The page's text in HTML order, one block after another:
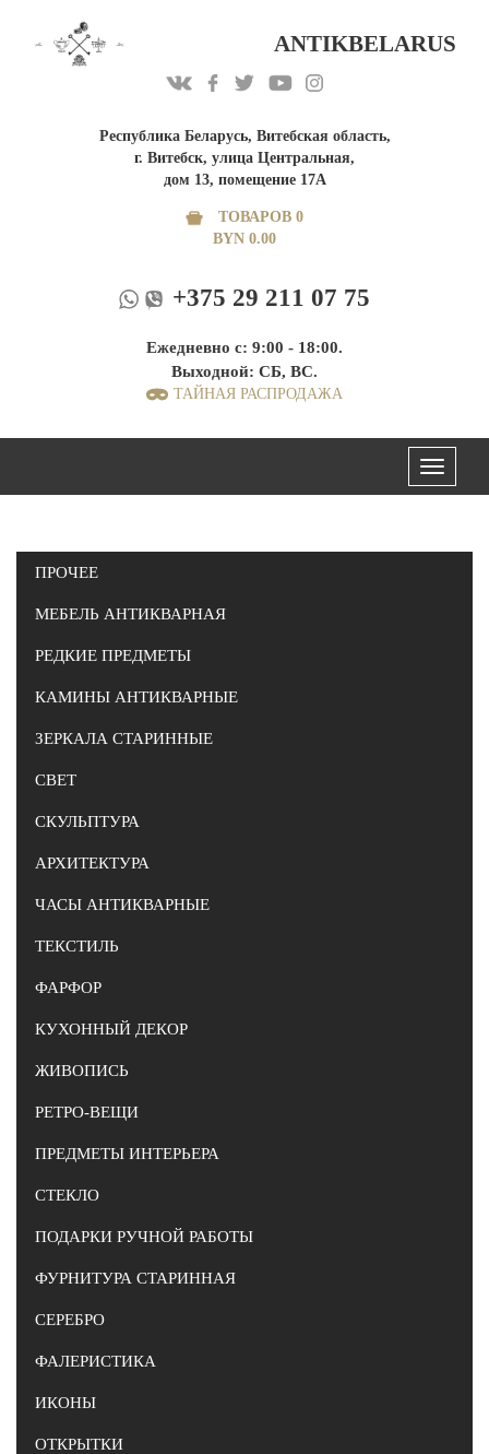
Республика Беларусь, Витебская область,
г. Витебск, улица Центральная,
дом 13, помещение 17А
ANTIKBELARUS
ТОВАРОВ 0
BYN 0.00
+375 29 211 07 75
Ежедневно с: 9:00 - 18:00.
Выходной: СБ, ВС.
ТАЙНАЯ РАСПРОДАЖА
Меню
ПРОЧЕЕ
МЕБЕЛЬ АНТИКВАРНАЯ
РЕДКИЕ ПРЕДМЕТЫ
КАМИНЫ АНТИКВАРНЫЕ
ЗЕРКАЛА СТАРИННЫЕ
СВЕТ
СКУЛЬПТУРА
АРХИТЕКТУРА
ЧАСЫ АНТИКВАРНЫЕ
ТЕКСТИЛЬ
ФАРФОР
КУХОННЫЙ ДЕКОР
ЖИВОПИСЬ
РЕТРО-ВЕЩИ
ПРЕДМЕТЫ ИНТЕРЬЕРА
СТЕКЛО
ПОДАРКИ РУЧНОЙ РАБОТЫ
ФУРНИТУРА СТАРИННАЯ
СЕРЕБРО
ФАЛЕРИСТИКА
ИКОНЫ
ОТКРЫТКИ